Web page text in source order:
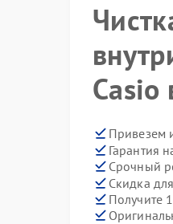
Casio
Привезем
Гарантия
Срочный
Скидка
Получите